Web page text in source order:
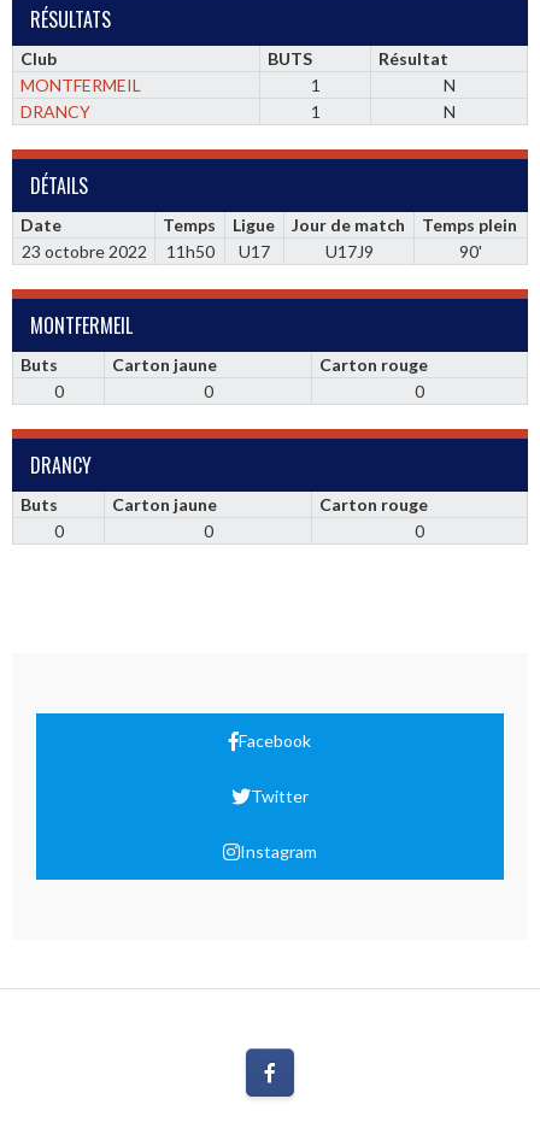
RÉSULTATS
Club BUTS
Résultat
MONTFERMEIL
1
N
DRANCY
1 N
DÉTAILS
Date Temps Ligue Jour de match
Temps plein
23 octobre 2022
11h50 U17 U17J9 90'
MONTFERMEIL
Buts Carton jaune
Carton rouge
0
0 0
DRANCY
Buts Carton jaune
Carton rouge
0
0 0
Facebook
Twitter
Instagram